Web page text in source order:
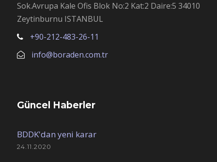
Sok.Avrupa Kale Ofis Blok No:2 Kat:2 Daire:5 34010
Zeytinburnu ISTANBUL
+90-212-483-26-11
info@boraden.com.tr
Güncel Haberler
BDDK'dan yeni karar
24.11.2020